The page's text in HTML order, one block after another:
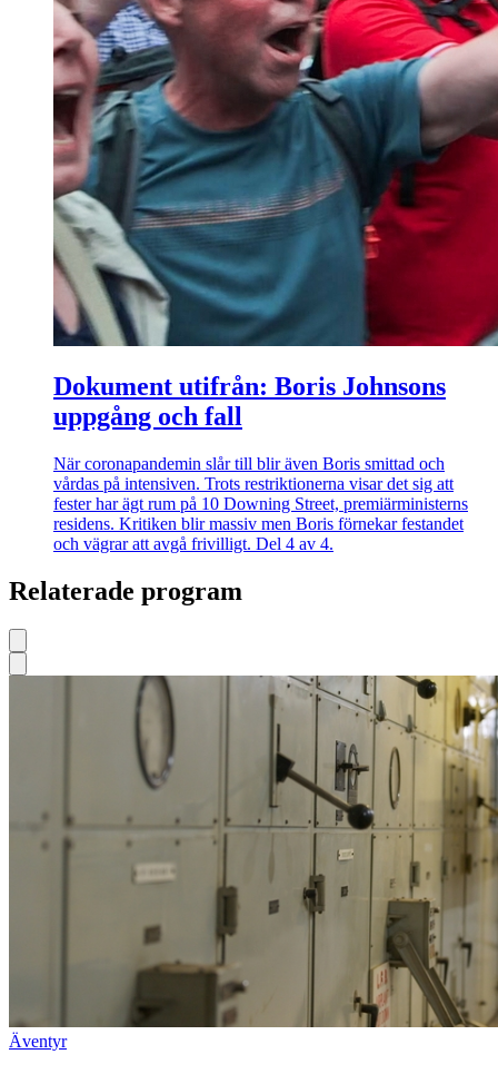
Dokument utifrån: Boris Johnsons
uppgång och fall
När coronapandemin slår till blir även Boris smittad och
vårdas på intensiven. Trots restriktionerna visar det sig att
fester har ägt rum på 10 Downing Street, premiärministerns
residens. Kritiken blir massiv men Boris förnekar festandet
och vägrar att avgå frivilligt. Del 4 av 4.
Relaterade program
Äventyr